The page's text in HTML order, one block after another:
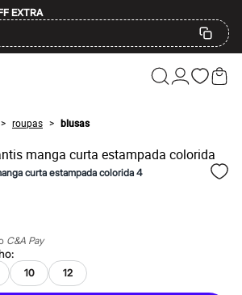
EXTRA
> roupas > blusas
curta estampada colorida 4
C&A Pay
:
10 12